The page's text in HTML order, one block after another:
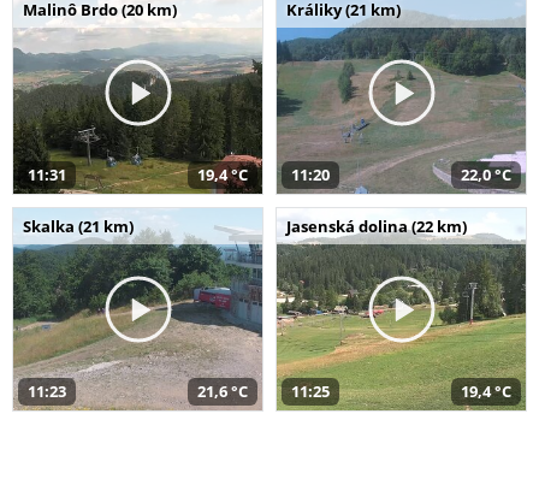
Malinô Brdo (20 km)
11:31 19,4 °C
Králiky (21 km)
11:20 22,0 °C
Skalka (21 km)
11:23 21,6 °C
Jasenská dolina (22 km)
11:25 19,4 °C